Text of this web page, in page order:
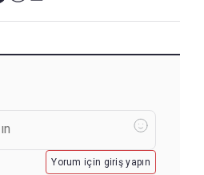
Yorum için giriş yapın